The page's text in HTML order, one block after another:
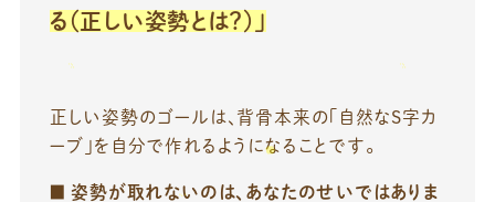
る（正しい姿勢とは？）」
正しい姿勢のゴールは、背骨本来の「自然なS字カ
ーブ」を自分で作れるようになることです。
■姿勢が取れないのは、あなたのせいではありま